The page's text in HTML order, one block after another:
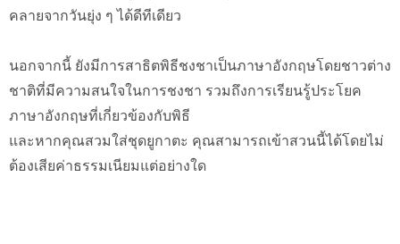
คลายจากวันยุ่ง ๆ ได้ดีทีเดียว
นอกจากนี้ ยังมีการสาธิตพิธีชงชาเป็นภาษาอังกฤษโดยชาวต่าง
ชาติที่มีความสนใจในการชงชา รวมถึงการเรียนรู้ประโยค
ภาษาอังกฤษที่เกี่ยวข้องกับพิธี
และหากคุณสวมใส่ชุดยูกาตะ คุณสามารถเข้าสวนนี้ได้โดยไม่
ต้องเสียค่าธรรมเนียมแต่อย่างใด